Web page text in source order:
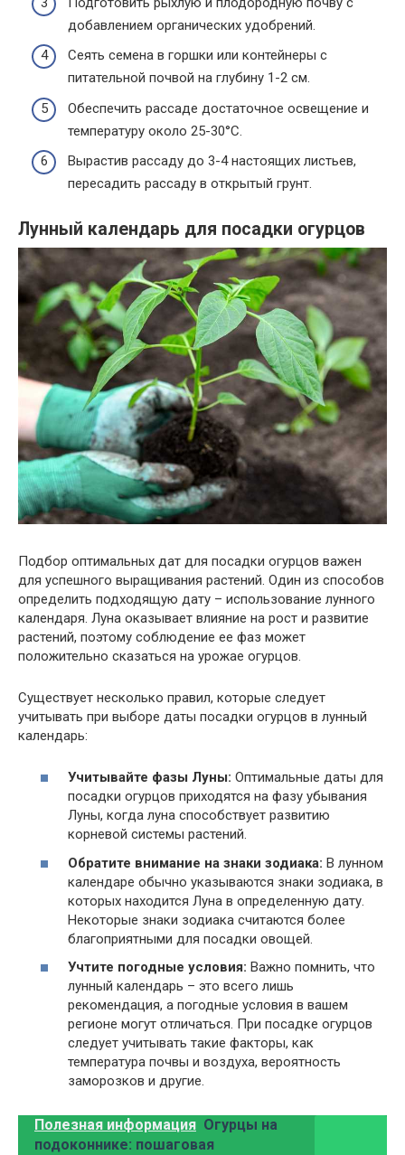
добавлением органических удобрений.
Сеять семена в горшки или контейнеры с
питательной почвой на глубину 1-2 см.
Обеспечить рассаде достаточное освещение и
температуру около 25-30°C.
Вырастив рассаду до 3-4 настоящих листьев,
пересадить рассаду в открытый грунт.
Лунный календарь для посадки огурцов
Подбор оптимальных дат для посадки огурцов важен
для успешного выращивания растений. Один из способов
определить подходящую дату – использование лунного
календаря. Луна оказывает влияние на рост и развитие
растений, поэтому соблюдение ее фаз может
положительно сказаться на урожае огурцов.
Существует несколько правил, которые следует
учитывать при выборе даты посадки огурцов в лунный
календарь:
Учитывайте фазы Луны: Оптимальные даты для
посадки огурцов приходятся на фазу убывания
Луны, когда луна способствует развитию
корневой системы растений.
Обратите внимание на знаки зодиака: В лунном
календаре обычно указываются знаки зодиака, в
которых находится Луна в определенную дату.
Некоторые знаки зодиака считаются более
благоприятными для посадки овощей.
Учтите погодные условия: Важно помнить, что
лунный календарь – это всего лишь
рекомендация, а погодные условия в вашем
регионе могут отличаться. При посадке огурцов
следует учитывать такие факторы, как
температура почвы и воздуха, вероятность
заморозков и другие.
Полезная информация Огурцы на
подоконнике: пошаговая